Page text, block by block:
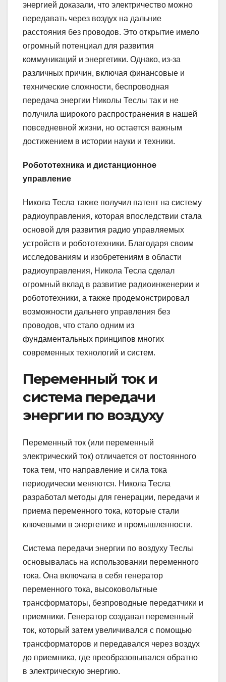
энергией доказали, что электричество можно
передавать через воздух на дальние
расстояния без проводов. Это открытие имело
огромный потенциал для развития
коммуникаций и энергетики. Однако, из-за
различных причин, включая финансовые и
технические сложности, беспроводная
передача энергии Николы Теслы так и не
получила широкого распространения в нашей
повседневной жизни, но остается важным
достижением в истории науки и техники.
Робототехника и дистанционное
управление
Никола Тесла также получил патент на систему
радиоуправления, которая впоследствии стала
основой для развития радио управляемых
устройств и робототехники. Благодаря своим
исследованиям и изобретениям в области
радиоуправления, Никола Тесла сделал
огромный вклад в развитие радиоинженерии и
робототехники, а также продемонстрировал
возможности дальнего управления без
проводов, что стало одним из
фундаментальных принципов многих
современных технологий и систем.
Переменный ток и
система передачи
энергии по воздуху
Переменный ток (или переменный
электрический ток) отличается от постоянного
тока тем, что направление и сила тока
периодически меняются. Никола Тесла
разработал методы для генерации, передачи и
приема переменного тока, которые стали
ключевыми в энергетике и промышленности.
Система передачи энергии по воздуху Теслы
основывалась на использовании переменного
тока. Она включала в себя генератор
переменного тока, высоковольтные
трансформаторы, безпроводные передатчики и
приемники. Генератор создавал переменный
ток, который затем увеличивался с помощью
трансформаторов и передавался через воздух
до приемника, где преобразовывался обратно
в электрическую энергию.